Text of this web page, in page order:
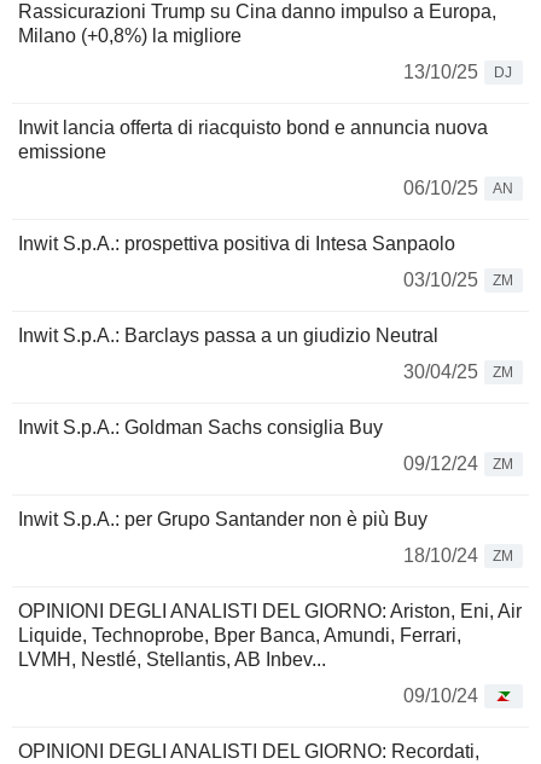
Rassicurazioni Trump su Cina danno impulso a Europa,
Milano (+0,8%) la migliore
13/10/25
DJ
Inwit lancia offerta di riacquisto bond e annuncia nuova
emissione
06/10/25
AN
Inwit S.p.A.: prospettiva positiva di Intesa Sanpaolo
03/10/25
ZM
Inwit S.p.A.: Barclays passa a un giudizio Neutral
30/04/25
ZM
Inwit S.p.A.: Goldman Sachs consiglia Buy
09/12/24
ZM
Inwit S.p.A.: per Grupo Santander non è più Buy
18/10/24
ZM
OPINIONI DEGLI ANALISTI DEL GIORNO: Ariston, Eni, Air
Liquide, Technoprobe, Bper Banca, Amundi, Ferrari,
LVMH, Nestlé, Stellantis, AB Inbev...
09/10/24
OPINIONI DEGLI ANALISTI DEL GIORNO: Recordati,